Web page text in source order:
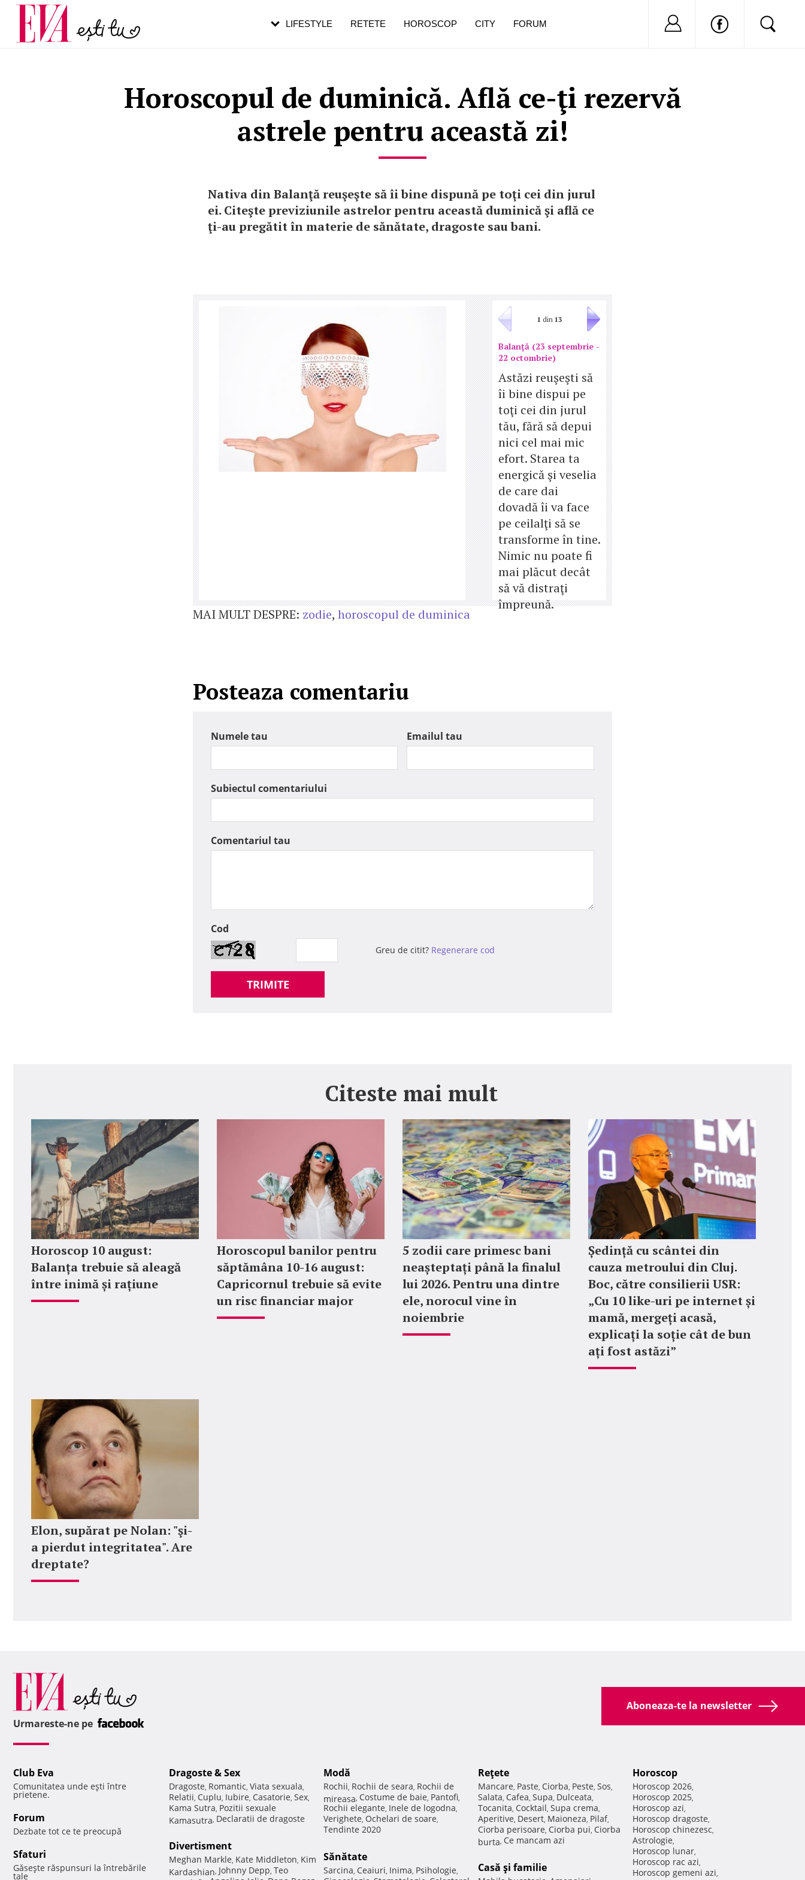
Horoscopul de duminică. Află ce-ţi rezervă
astrele pentru această zi!
Nativa din Balanţă reuşeşte să îi bine dispună pe toţi cei din jurul
ei. Citeşte previziunile astrelor pentru această duminică şi află ce
ţi-au pregătit în materie de sănătate, dragoste sau bani.
1 din 13
Balanţă (23 septembrie -
22 octombrie)
Astăzi reuşeşti să
îi bine dispui pe
toţi cei din jurul
tău, fără să depui
nici cel mai mic
efort. Starea ta
energică şi veselia
de care dai
dovadă îi va face
pe ceilalţi să se
transforme în tine.
Nimic nu poate fi
mai plăcut decât
să vă distraţi
împreună.
MAI MULT DESPRE: zodie, horoscopul de duminica
Posteaza comentariu
Numele tau Emailul tau
Subiectul comentariului
Comentariul tau
Cod
Greu de citit? Regenerare cod
TRIMITE
Citeste mai mult
Horoscop 10 august:
Balanța trebuie să aleagă
între inimă și rațiune
Horoscopul banilor pentru
săptămâna 10-16 august:
Capricornul trebuie să evite
un risc financiar major
5 zodii care primesc bani
neașteptați până la finalul
lui 2026. Pentru una dintre
ele, norocul vine în
noiembrie
Ședință cu scântei din
cauza metroului din Cluj.
Boc, către consilierii USR:
„Cu 10 like-uri pe internet și
mamă, mergeți acasă,
explicați la soție cât de bun
ați fost astăzi”
Elon, supărat pe Nolan: "şi-
a pierdut integritatea". Are
dreptate?
LIFESTYLE RETETE HOROSCOP CITY FORUM Nu ai cont?
Carieră
Actualitate
pe măsură ce înaintezi în vârstă
Aboneaza-te la newsletter
Urmareste-ne pe
Club Eva
Comunitatea unde eşti între
prietene.
Forum
Dezbate tot ce te preocupă
Sfaturi
Găseşte răspunsuri la întrebările
tale
Dragoste & Sex
Dragoste, Romantic, Viata sexuala,
Relatii, Cuplu, Iubire, Casatorie, Sex,
Kama Sutra, Pozitii sexuale
Kamasutra, Declaratii de dragoste
Divertisment
Meghan Markle, Kate Middleton, Kim
Kardashian, Johnny Depp, Teo
Modă
Rochii, Rochii de seara, Rochii de
mireasa, Costume de baie, Pantofi,
Rochii elegante, Inele de logodna,
Verighete, Ochelari de soare,
Tendinte 2020
Sănătate
Sarcina, Ceaiuri, Inima, Psihologie,
Reţete
Mancare, Paste, Ciorba, Peste, Sos,
Salata, Cafea, Supa, Dulceata,
Tocanita, Cocktail, Supa crema,
Aperitive, Desert, Maioneza, Pilaf,
Ciorba perisoare, Ciorba pui, Ciorba
burta, Ce mancam azi
Casă şi familie
Horoscop
Horoscop 2026,
Horoscop 2025,
Horoscop azi,
Horoscop dragoste,
Horoscop chinezesc,
Astrologie,
Horoscop lunar,
Horoscop rac azi,
Horoscop gemeni azi,